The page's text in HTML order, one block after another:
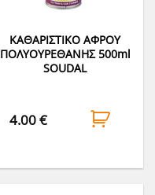
ΚΑΘΑΡΙΣΤΙΚΟ ΑΦΡΟΥ
ΠΟΛΥΟΥΡΕΘΑΝΗΣ 500ml
SOUDAL
4.00€